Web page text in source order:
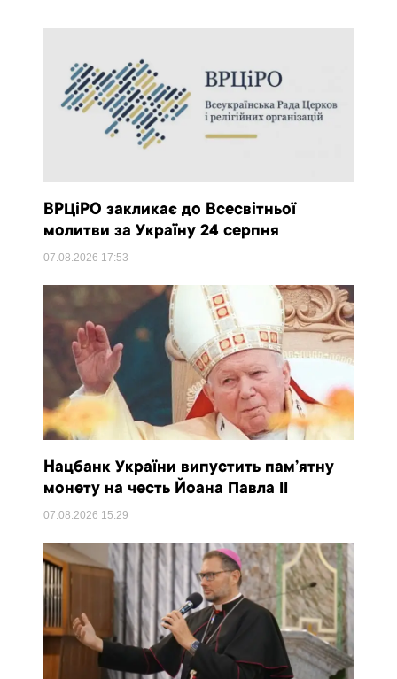
ВРЦіРО закликає до Всесвітньої
молитви за Україну 24 серпня
07.08.2026 17:53
Нацбанк України випустить пам’ятну
монету на честь Йоана Павла II
07.08.2026 15:29